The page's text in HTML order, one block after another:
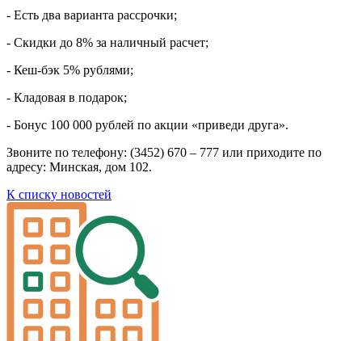
- Есть два варианта рассрочки;
- Скидки до 8% за наличный расчет;
- Кеш-бэк 5% рублями;
- Кладовая в подарок;
- Бонус 100 000 рублей по акции «приведи друга».
Звоните по телефону: (3452) 670 – 777 или приходите по
адресу: Минская, дом 102.
К списку новостей